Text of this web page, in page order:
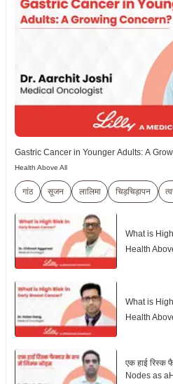
Gastric Cancer in Younger Adults: A
Health Above All
गांठ सूजन लालिमा चिड़चिड़ापन
What is
Health
What is
Health
एक हाई रिस्क
Nodes as